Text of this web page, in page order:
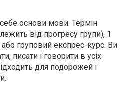
основи мови. Термін
від прогресу групи), 1
груповий експрес-курс. Ви
писати і говорити в усіх
для подорожей і